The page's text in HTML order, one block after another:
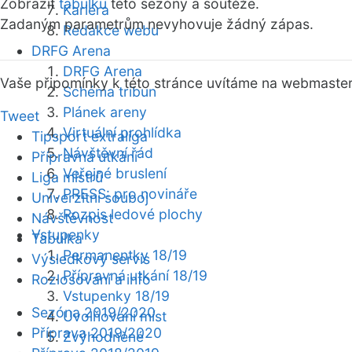
Kariéra
Redakce webu
DRFG Arena
DRFG Arena
Schéma tribun
Plánek areny
Virtuální prohlídka
Návštěvní řád
Veřejné bruslení
PRESS: pro novináře
Rozpis ledové plochy
Vstupenky
Permanentky 18/19
Přípravná utkání 18/19
Vstupenky 18/19
Uvolňování míst
Zvýhodněné
Zobrazit tabulku této sezóny a soutěže.
Zadaným parametrům nevyhovuje žádný zápas.
Vaše připomínky k této stránce uvítáme na webmaster
Tweet
Tipsport extraliga
Přípravná utkání
Liga mistrů
Univerzitní souboj
Návštěvnost
Tabulka
Výsledkový servis
Rozlosování a info
Sezóna 2019/2020
Příprava 2019/2020